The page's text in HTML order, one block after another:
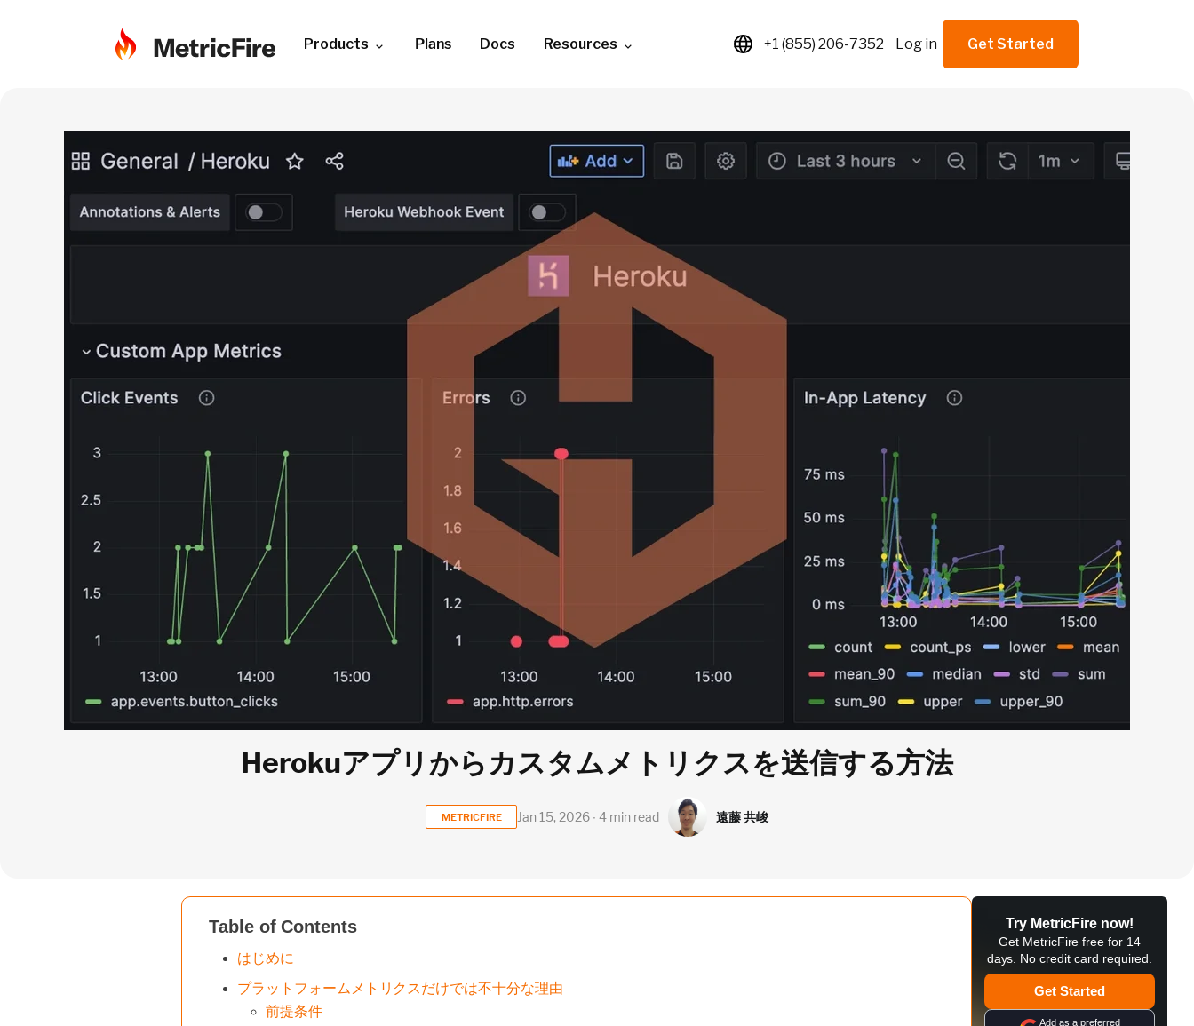
Products Plans Docs Resources +1 (855) 206-7352 Log in Get Started
Herokuアプリからカスタムメトリクスを送信する方法
METRICFIRE Jan 15, 2026 ∙ 4 min read 遠藤 共峻
Table of Contents
はじめに
プラットフォームメトリクスだけでは不十分な理由
前提条件
Try MetricFire now!
Get MetricFire free for 14
days. No credit card required.
Get Started
Add as a preferred